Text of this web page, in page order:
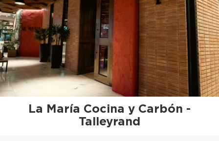
La María Cocina y Carbón -
Talleyrand